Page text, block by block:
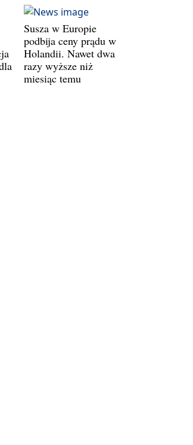
Susza w Europie
podbija ceny prądu w
Holandii. Nawet dwa
razy wyższe niż
miesiąc temu